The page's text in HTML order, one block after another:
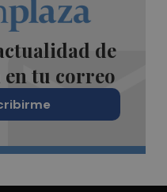
de
en tu correo